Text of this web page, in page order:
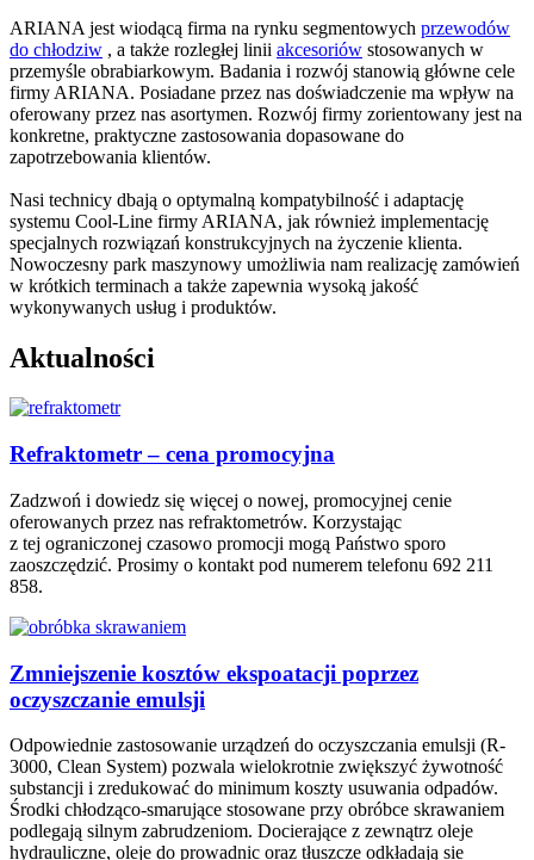
ARIANA jest wiodącą firma na rynku segmentowych przewodów
do chłodziw , a także rozległej linii akcesoriów stosowanych w
przemyśle obrabiarkowym. Badania i rozwój stanowią główne cele
firmy ARIANA. Posiadane przez nas doświadczenie ma wpływ na
oferowany przez nas asortymen. Rozwój firmy zorientowany jest na
konkretne, praktyczne zastosowania dopasowane do
zapotrzebowania klientów.
Nasi technicy dbają o optymalną kompatybilność i adaptację
systemu Cool-Line firmy ARIANA, jak również implementację
specjalnych rozwiązań konstrukcyjnych na życzenie klienta.
Nowoczesny park maszynowy umożliwia nam realizację zamówień
w krótkich terminach a także zapewnia wysoką jakość
wykonywanych usług i produktów.
Aktualności
Refraktometr – cena promocyjna
Zadzwoń i dowiedz się więcej o nowej, promocyjnej cenie
oferowanych przez nas refraktometrów. Korzystając
z tej ograniczonej czasowo promocji mogą Państwo sporo
zaoszczędzić. Prosimy o kontakt pod numerem telefonu 692 211
858.
Zmniejszenie kosztów ekspoatacji poprzez
oczyszczanie emulsji
Odpowiednie zastosowanie urządzeń do oczyszczania emulsji (R-
3000, Clean System) pozwala wielokrotnie zwiększyć żywotność
substancji i zredukować do minimum koszty usuwania odpadów.
Środki chłodząco-smarujące stosowane przy obróbce skrawaniem
podlegają silnym zabrudzeniom. Docierające z zewnątrz oleje
hydrauliczne, oleje do prowadnic oraz tłuszcze odkładają sie